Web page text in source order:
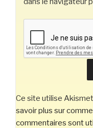
Ce site utilise
savoir plus sur
commentaires sont